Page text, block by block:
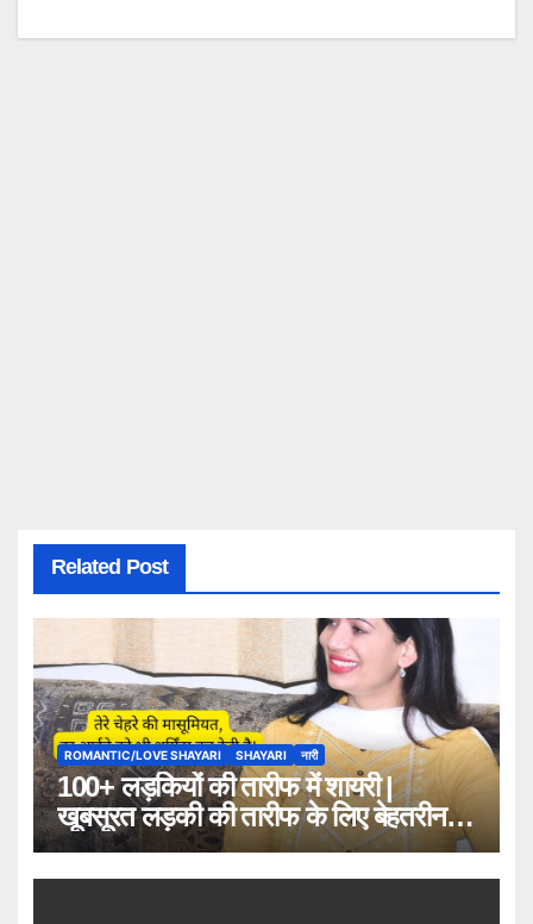
Related Post
ROMANTIC/LOVE SHAYARI SHAYARI नारी
100+ लड़कियों की तारीफ में शायरी |
खूबसूरत लड़की की तारीफ के लिए बेहतरीन
शायरी 2026